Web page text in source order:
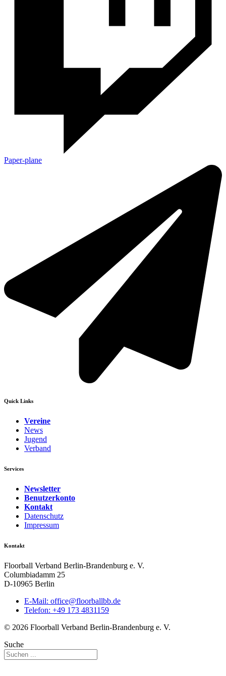
Paper-plane
Quick Links
Vereine
News
Jugend
Verband
Services
Newsletter
Benutzerkonto
Kontakt
Datenschutz
Impressum
Kontakt
Floorball Verband Berlin-Brandenburg e. V.
Columbiadamm 25
D-10965 Berlin
E-Mail: ed.bbllabroolf@eciffo
Telefon: +49 173 4831159
© 2026 Floorball Verband Berlin-Brandenburg e. V.
Suche